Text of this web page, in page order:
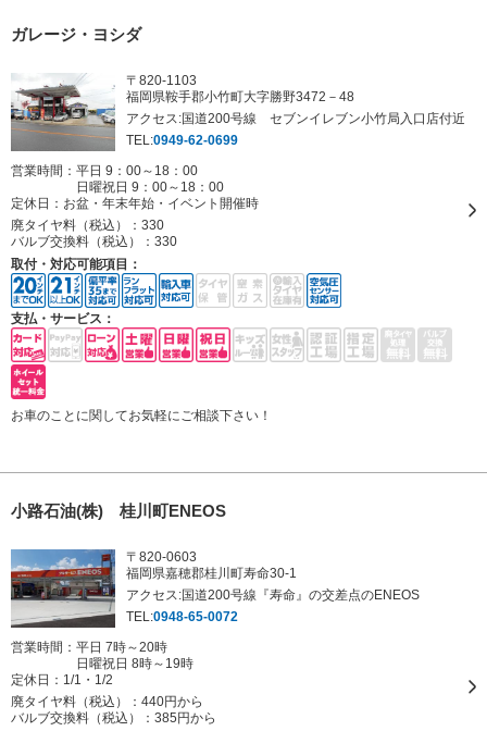
ガレージ・ヨシダ
〒820-1103
福岡県鞍手郡小竹町大字勝野3472－48
アクセス:国道200号線 セブンイレブン小竹局入口店付近
TEL:0949-62-0699
営業時間：平日 9：00～18：00
日曜祝日 9：00～18：00
定休日： お盆・年末年始・イベント開催時
廃タイヤ料（税込）： 330
バルブ交換料（税込）： 330
取付・対応可能項目：
支払・サービス：
お車のことに関してお気軽にご相談下さい！
小路石油(株) 桂川町ENEOS
〒820-0603
福岡県嘉穂郡桂川町寿命30-1
アクセス:国道200号線『寿命』の交差点のENEOS
TEL:0948-65-0072
営業時間：平日 7時～20時
日曜祝日 8時～19時
定休日： 1/1・1/2
廃タイヤ料（税込）： 440円から
バルブ交換料（税込）： 385円から